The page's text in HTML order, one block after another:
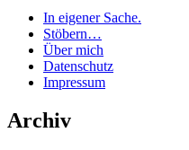
In eigener Sache.
Stöbern…
Über mich
Datenschutz
Impressum
Archiv